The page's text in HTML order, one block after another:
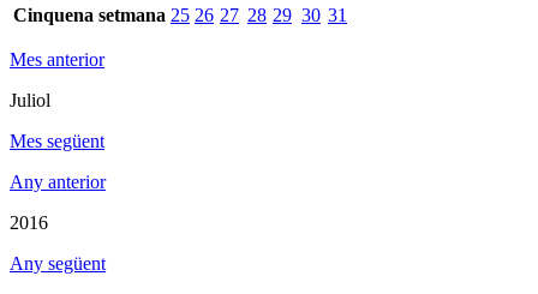
Cinquena setmana 25 26 27 28 29 30 31
Mes anterior
Juliol
Mes següent
Any anterior
2016
Any següent